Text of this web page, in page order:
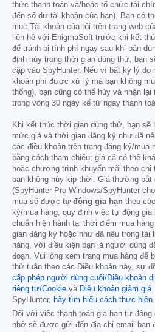
thức thanh toán và/hoặc tổ chức tài
đến số dư tài khoản của bạn). Bạn có
mục Tài khoản của tôi trên trang web
liên hệ với EnigmaSoft trước khi kết
để tránh bị tính phí ngay sau khi bản
định hủy trong thời gian dùng thử, bạn
cập vào SpyHunter. Nếu vì bất kỳ lý do
khoản phí được xử lý mà bạn không
thống), bạn cũng có thể hủy và nhận
trong vòng 30 ngày kể từ ngày thanh
Khi kết thúc thời gian dùng thử, bạn
mức giá và thời gian đăng ký như đã
các điều khoản trên trang đăng ký/
bằng cách tham chiếu; giá cả có thể
hoặc chương trình khuyến mãi theo chi
bạn không hủy kịp thời. Giá thường bắt
(SpyHunter Pro Windows/SpyHunter
mua sẽ được tự động gia hạn theo
ký/mua hàng, quy định việc tự động
chuẩn hiện hành tại thời điểm mua
gian đăng ký hoặc như đã nêu trong tài
hàng, với điều kiện bạn là người dùng
đoạn. Vui lòng xem trang mua hàng để
thử tuân theo các Điều khoản này, sự
cấp phép người dùng cuối/Điều khoản
riêng tư/Cookie và Điều khoản giảm giá.
SpyHunter, hãy tìm hiểu cách thực hiện.
Đối với việc thanh toán gia hạn tự động
nhở sẽ được gửi đến địa chỉ email bạn